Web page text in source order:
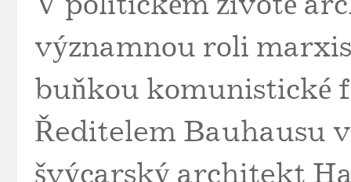
významnou roli
buňkou komunistické
Ředitelem Bauhausu
švýcarský architekt